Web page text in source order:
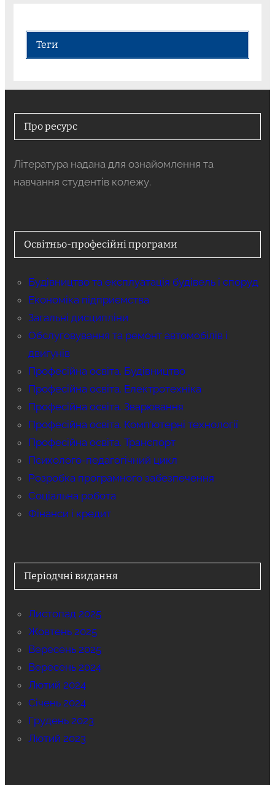
Теги
Про ресурс
Література надана для ознайомлення та
навчання студентів колежу.
Освітньо-професійні програми
Будівництво та експлуатація будівель і споруд
Економіка підприємства
Загальні дисципліни
Обслуговування та ремонт автомобілів і
двигунів
Професійна освіта. Будівництво
Професійна освіта. Електротехніка
Професійна освіта. Зварювання
Професійна освіта. Комп'ютерні технології
Професійна освіта. Транспорт
Психолого-педагогічний цикл
Розробка програмного забезпечення
Соціальна робота
Фінанси і кредит
Періодчні видання
Листопад 2025
Жовтень 2025
Вересень 2025
Вересень 2024
Лютий 2024
Січень 2024
Грудень 2023
Лютий 2023